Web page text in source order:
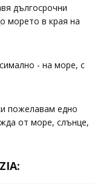
дългосрочни
морето в края на
- на море, с
пожелавам едно
от море, слънце,